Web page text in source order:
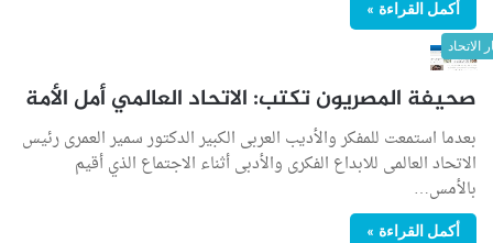
أكمل القراءة »
الاتحاد
صحيفة المصريون تكتب: الاتحاد العالمي أمل الأمة
بعدما استمعت للمفكر والأديب العربى الكبير الدكتور سمير العمرى رئيس
الاتحاد العالمى للابداع الفكرى والأدبى أثناء الاجتماع الذي أقيم
بالأمس…
أكمل القراءة »